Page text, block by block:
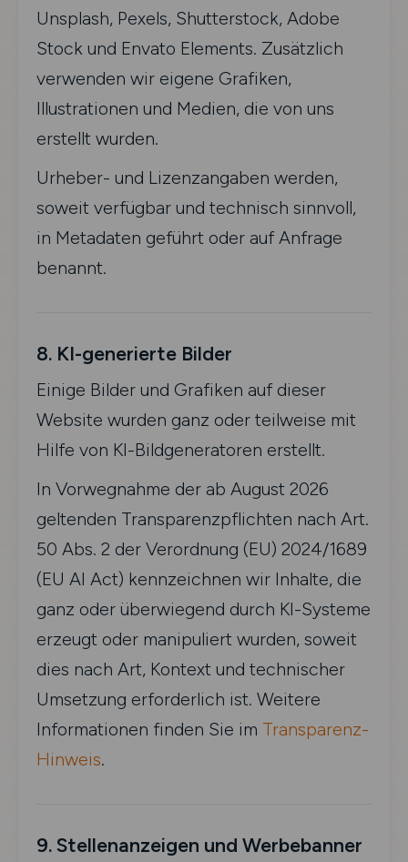
Unsplash, Pexels, Shutterstock, Adobe
Stock und Envato Elements. Zusätzlich
verwenden wir eigene Grafiken,
Illustrationen und Medien, die von uns
erstellt wurden.
Urheber- und Lizenzangaben werden,
soweit verfügbar und technisch sinnvoll,
in Metadaten geführt oder auf Anfrage
benannt.
8. KI-generierte Bilder
Einige Bilder und Grafiken auf dieser
Website wurden ganz oder teilweise mit
Hilfe von KI-Bildgeneratoren erstellt.
In Vorwegnahme der ab August 2026
geltenden Transparenzpflichten nach Art.
50 Abs. 2 der Verordnung (EU) 2024/1689
(EU AI Act) kennzeichnen wir Inhalte, die
ganz oder überwiegend durch KI-Systeme
erzeugt oder manipuliert wurden, soweit
dies nach Art, Kontext und technischer
Umsetzung erforderlich ist. Weitere
Informationen finden Sie im Transparenz-
Hinweis.
9. Stellenanzeigen und Werbebanner